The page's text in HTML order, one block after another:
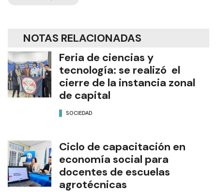
NOTAS RELACIONADAS
Feria de ciencias y
tecnología: se realizó el
cierre de la instancia zonal
de capital
SOCIEDAD
Ciclo de capacitación en
economía social para
docentes de escuelas
agrotécnicas